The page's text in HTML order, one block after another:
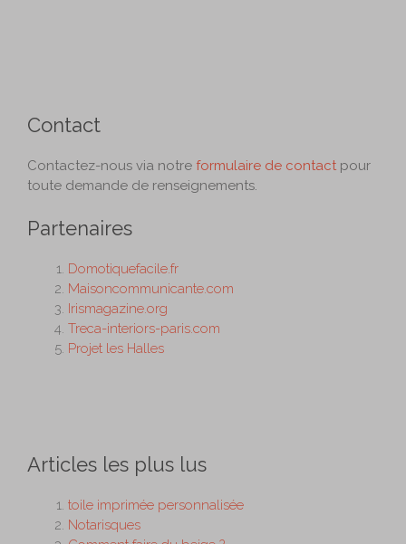
Contact
Contactez-nous via notre formulaire de contact pour
toute demande de renseignements.
Partenaires
Domotiquefacile.fr
Maisoncommunicante.com
Irismagazine.org
Treca-interiors-paris.com
Projet les Halles
Articles les plus lus
toile imprimée personnalisée
Notarisques